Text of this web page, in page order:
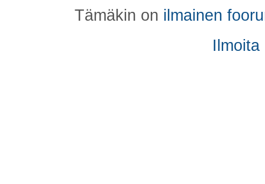
Tämäkin on ilmainen